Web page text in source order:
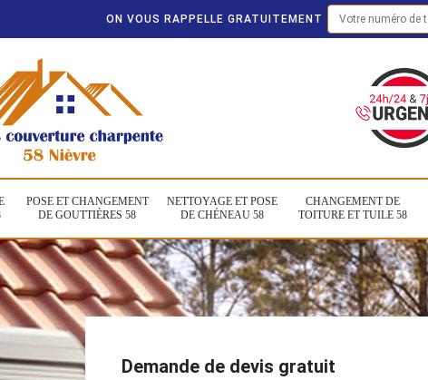
ON VOUS RAPPELLE GRATUITEMENT
POSE ET CHANGEMENT
DE GOUTTIÈRES 58
NETTOYAGE ET POSE
DE CHÉNEAU 58
CHANGEMENT DE
TOITURE ET TUILE 58
Demande de devis gratuit